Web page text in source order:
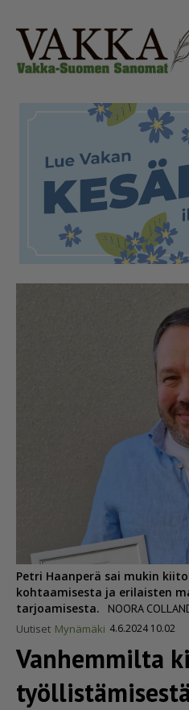
Petri Haanperä sai mukin
kohtaamisesta ja erilaisten
tarjoamisesta.
NOORA
Uutiset Mynämäki 4.6.2024 10.02
Vanhemmilta